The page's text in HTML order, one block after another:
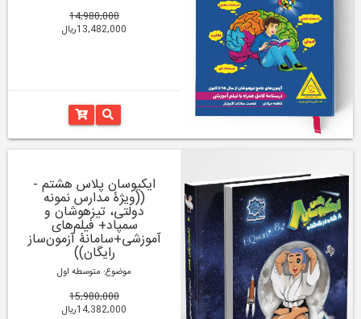
14,980,000
13,482,000ریال
ایکیوسان پلاس هشتم -
((ویژۀ مدارس نمونه
دولتی، تیزهوشان و
سمپاد+ فیلم‌های
آموزشی+سامانۀ آزمون‌ساز
رایگان))
موضوع: متوسطه اول
15,980,000
14,382,000ریال